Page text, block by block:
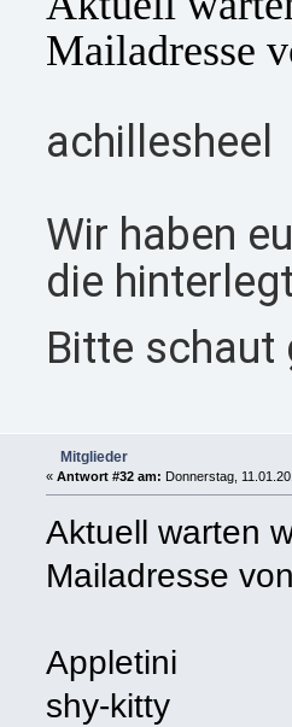
Mailadresse
achillesheel
Wir haben
die
Bitte
Mitglieder
«Antwort #32 am: Donnerstag,
Aktuell warten
Mailadresse
Appletini
shy-kitty